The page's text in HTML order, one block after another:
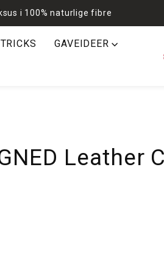
i 100% naturlige fibre
GAVEIDEER
Leather